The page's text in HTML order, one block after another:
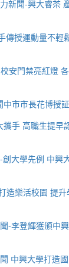
新聞-興大睿茶
傳授運動量不輕
安門禁亮紅燈
市市長花博授証
手 高職生提早
大學先例 中興
造樂活校園 提升
-李登輝獲頒中
中興大學打造